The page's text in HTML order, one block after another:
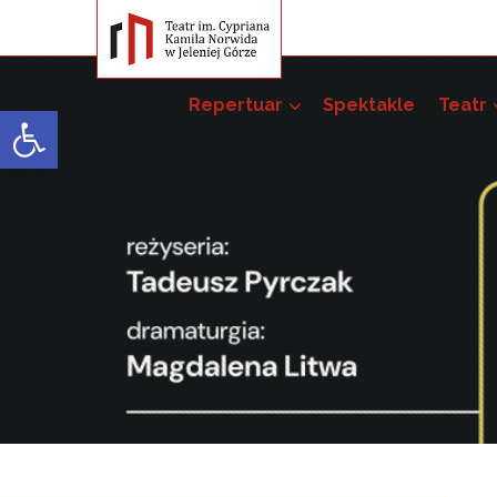
Open toolbar Repertuar Spektakle Teatr
Pakiet szkoleń